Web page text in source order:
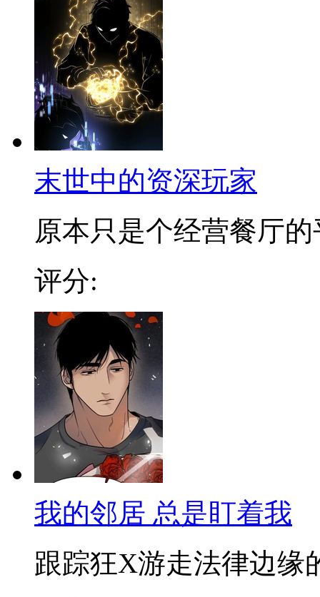
末世中的资深玩家
原本只是个经营餐厅的
评分:
我的邻居 总是盯着我
跟踪狂X游走法律边缘